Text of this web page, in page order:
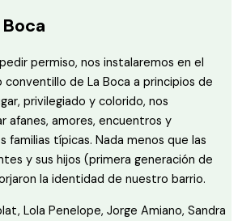
permiso, nos instalaremos en el
de La Boca a principios de
privilegiado y colorido, nos
afanes, amores, encuentros y
familias típicas. Nada menos que las
y sus hijos (primera generación de
la identidad de nuestro barrio.
Lola Penelope, Jorge Amiano, Sandra